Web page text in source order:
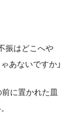
振はどこへや
あないですか」
に置かれた皿